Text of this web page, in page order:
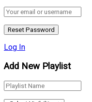
Log In
Add New Playlist